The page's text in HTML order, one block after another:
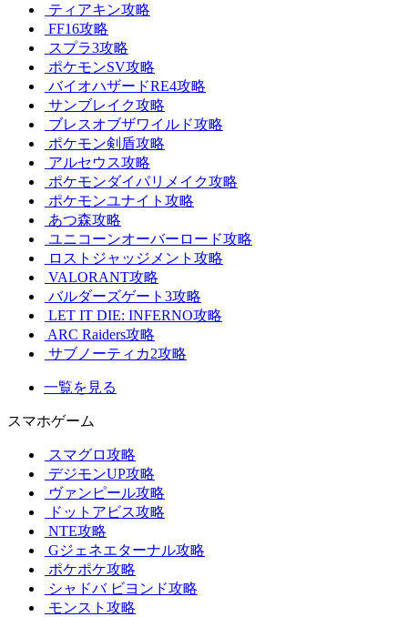
ティアキン攻略
FF16攻略
スプラ3攻略
ポケモンSV攻略
バイオハザードRE4攻略
サンブレイク攻略
ブレスオブザワイルド攻略
ポケモン剣盾攻略
アルセウス攻略
ポケモンダイパリメイク攻略
ポケモンユナイト攻略
あつ森攻略
ユニコーンオーバーロード攻略
ロストジャッジメント攻略
VALORANT攻略
バルダーズゲート3攻略
LET IT DIE: INFERNO攻略
ARC Raiders攻略
サブノーティカ2攻略
一覧を見る
スマホゲーム
スマグロ攻略
デジモンUP攻略
ヴァンピール攻略
ドットアビス攻略
NTE攻略
Gジェネエターナル攻略
ポケポケ攻略
シャドバ ビヨンド攻略
モンスト攻略